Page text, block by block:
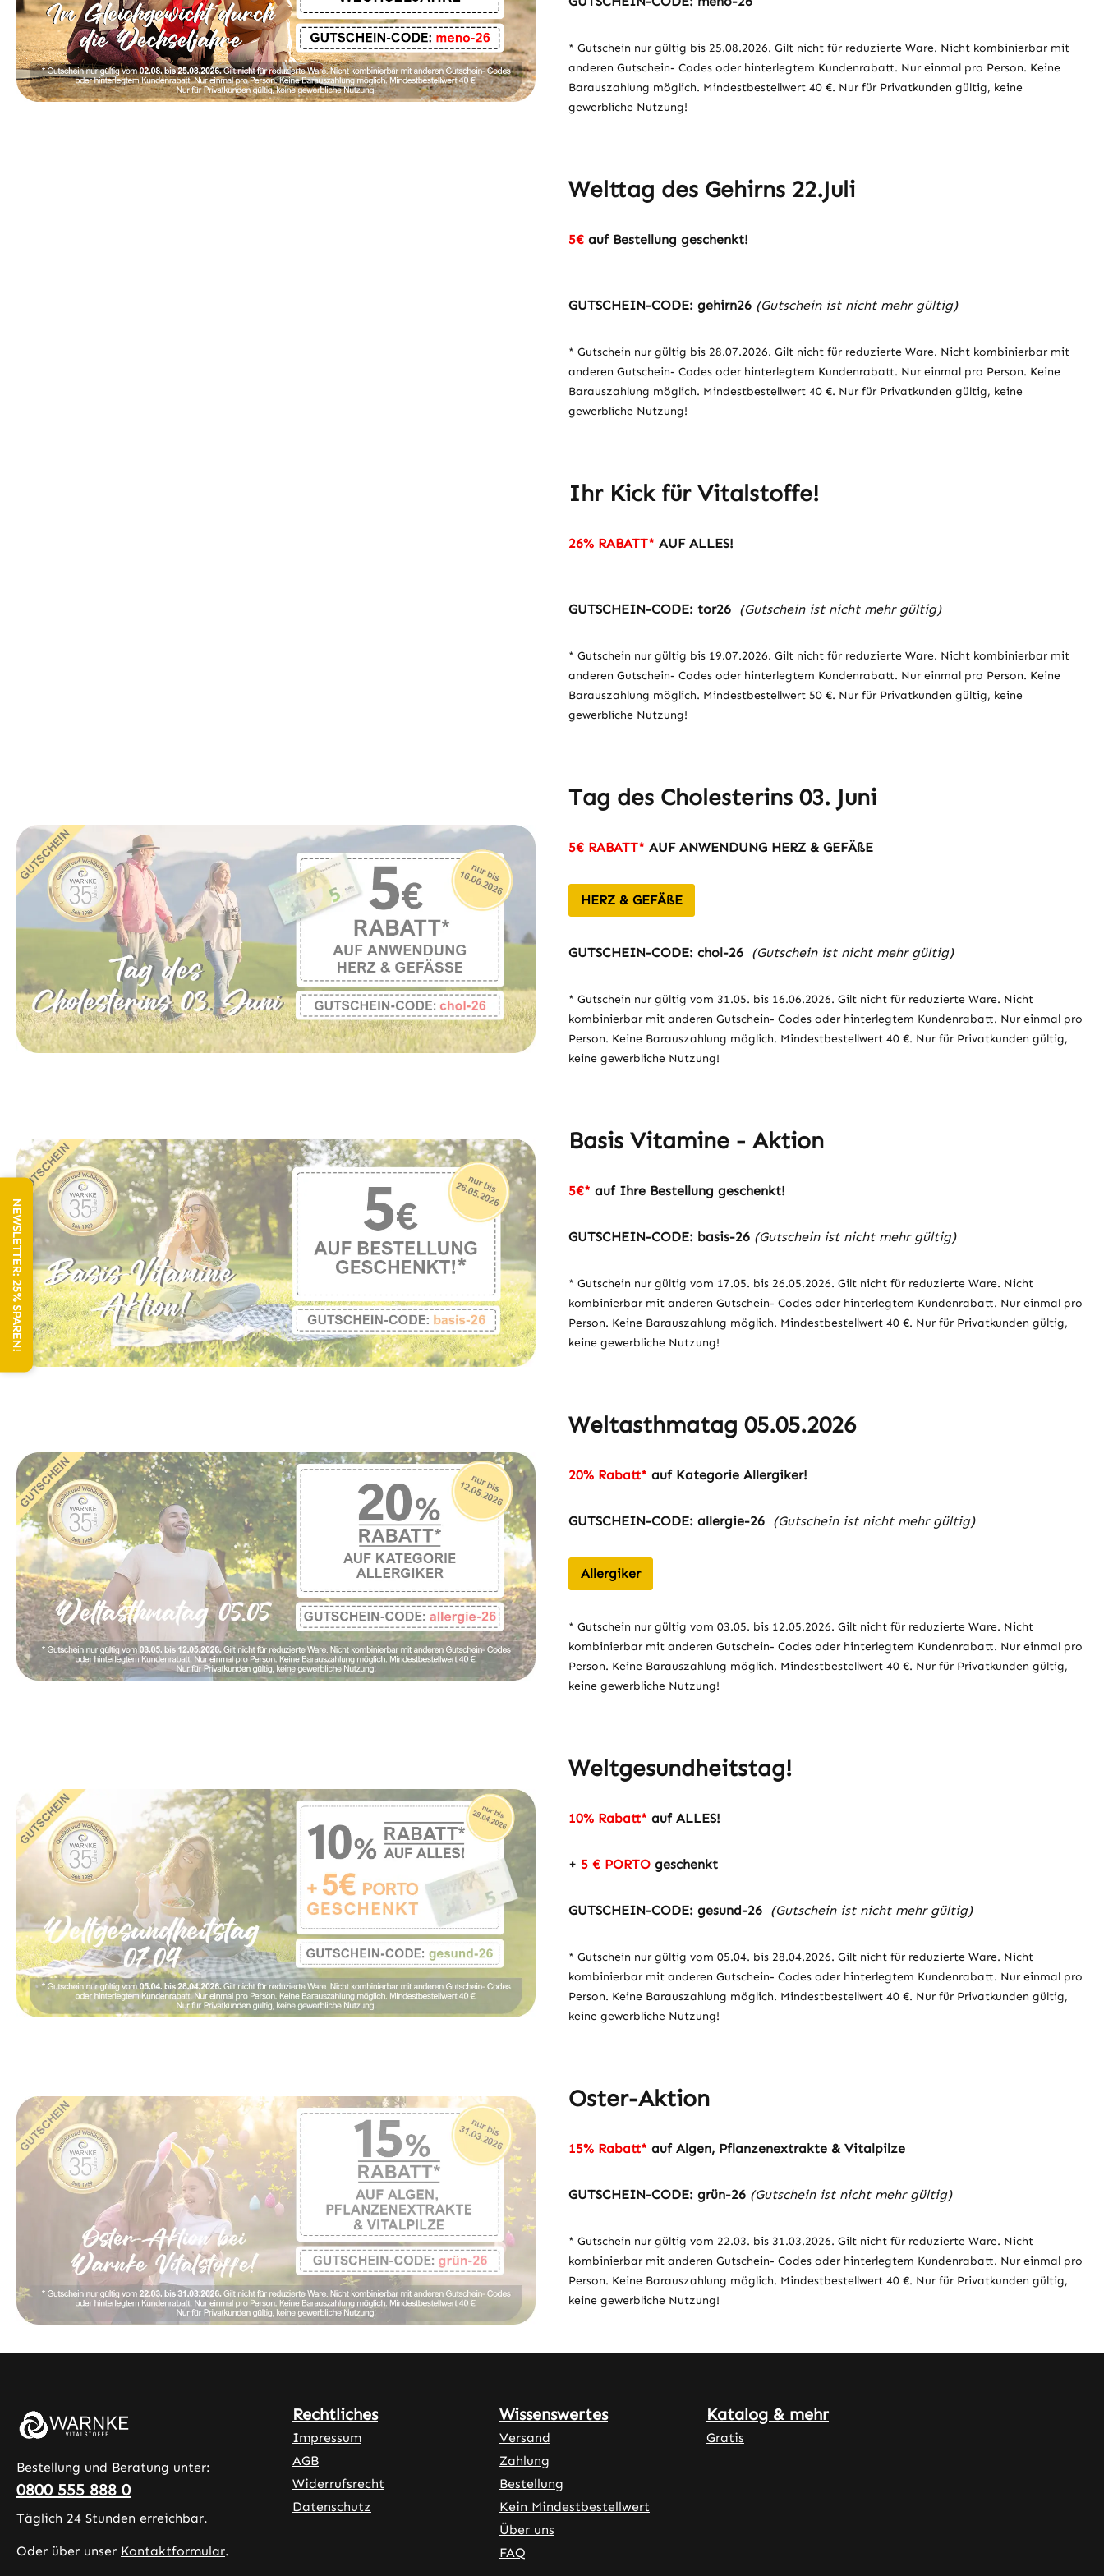
NEWSLETTER: 25% SPAREN!
* Gutschein nur gültig bis 25.08.2026. Gilt nicht für reduzierte Ware. Nicht kombinierbar mit
anderen Gutschein- Codes oder hinterlegtem Kundenrabatt. Nur einmal pro Person. Keine
Barauszahlung möglich. Mindestbestellwert 40 €. Nur für Privatkunden gültig, keine
gewerbliche Nutzung!
Welttag des Gehirns 22.Juli
5€ auf Bestellung geschenkt!
GUTSCHEIN-CODE: gehirn26 (Gutschein ist nicht mehr gültig)
* Gutschein nur gültig bis 28.07.2026. Gilt nicht für reduzierte Ware. Nicht kombinierbar mit
anderen Gutschein- Codes oder hinterlegtem Kundenrabatt. Nur einmal pro Person. Keine
Barauszahlung möglich. Mindestbestellwert 40 €. Nur für Privatkunden gültig, keine
gewerbliche Nutzung!
Ihr Kick für Vitalstoffe!
26% RABATT* AUF ALLES!
GUTSCHEIN-CODE: tor26 (Gutschein ist nicht mehr gültig)
* Gutschein nur gültig bis 19.07.2026. Gilt nicht für reduzierte Ware. Nicht kombinierbar mit
anderen Gutschein- Codes oder hinterlegtem Kundenrabatt. Nur einmal pro Person. Keine
Barauszahlung möglich. Mindestbestellwert 50 €. Nur für Privatkunden gültig, keine
gewerbliche Nutzung!
Tag des Cholesterins 03. Juni
5€ RABATT* AUF ANWENDUNG HERZ & GEFÄßE
HERZ & GEFÄßE
GUTSCHEIN-CODE: chol-26 (Gutschein ist nicht mehr gültig)
* Gutschein nur gültig vom 31.05. bis 16.06.2026. Gilt nicht für reduzierte Ware. Nicht
kombinierbar mit anderen Gutschein- Codes oder hinterlegtem Kundenrabatt. Nur einmal pro
Person. Keine Barauszahlung möglich. Mindestbestellwert 40 €. Nur für Privatkunden gültig,
keine gewerbliche Nutzung!
Basis Vitamine - Aktion
5€* auf Ihre Bestellung geschenkt!
GUTSCHEIN-CODE: basis-26 (Gutschein ist nicht mehr gültig)
* Gutschein nur gültig vom 17.05. bis 26.05.2026. Gilt nicht für reduzierte Ware. Nicht
kombinierbar mit anderen Gutschein- Codes oder hinterlegtem Kundenrabatt. Nur einmal pro
Person. Keine Barauszahlung möglich. Mindestbestellwert 40 €. Nur für Privatkunden gültig,
keine gewerbliche Nutzung!
Weltasthmatag 05.05.2026
20% Rabatt* auf Kategorie Allergiker!
GUTSCHEIN-CODE: allergie-26 (Gutschein ist nicht mehr gültig)
Allergiker
* Gutschein nur gültig vom 03.05. bis 12.05.2026. Gilt nicht für reduzierte Ware. Nicht
kombinierbar mit anderen Gutschein- Codes oder hinterlegtem Kundenrabatt. Nur einmal pro
Person. Keine Barauszahlung möglich. Mindestbestellwert 40 €. Nur für Privatkunden gültig,
keine gewerbliche Nutzung!
Weltgesundheitstag!
10% Rabatt* auf ALLES!
+ 5 € PORTO geschenkt
GUTSCHEIN-CODE: gesund-26 (Gutschein ist nicht mehr gültig)
* Gutschein nur gültig vom 05.04. bis 28.04.2026. Gilt nicht für reduzierte Ware. Nicht
kombinierbar mit anderen Gutschein- Codes oder hinterlegtem Kundenrabatt. Nur einmal pro
Person. Keine Barauszahlung möglich. Mindestbestellwert 40 €. Nur für Privatkunden gültig,
keine gewerbliche Nutzung!
Oster-Aktion
15% Rabatt* auf Algen, Pflanzenextrakte & Vitalpilze
GUTSCHEIN-CODE: grün-26 (Gutschein ist nicht mehr gültig)
* Gutschein nur gültig vom 22.03. bis 31.03.2026. Gilt nicht für reduzierte Ware. Nicht
kombinierbar mit anderen Gutschein- Codes oder hinterlegtem Kundenrabatt. Nur einmal pro
Person. Keine Barauszahlung möglich. Mindestbestellwert 40 €. Nur für Privatkunden gültig,
keine gewerbliche Nutzung!
Bestellung und Beratung unter:
0800 555 888 0
Täglich 24 Stunden erreichbar.
Oder über unser Kontaktformular.
Rechtliches
Impressum
AGB
Widerrufsrecht
Datenschutz
Wissenswertes
Versand
Zahlung
Bestellung
Kein Mindestbestellwert
Über uns
FAQ
Katalog & mehr
Gratis